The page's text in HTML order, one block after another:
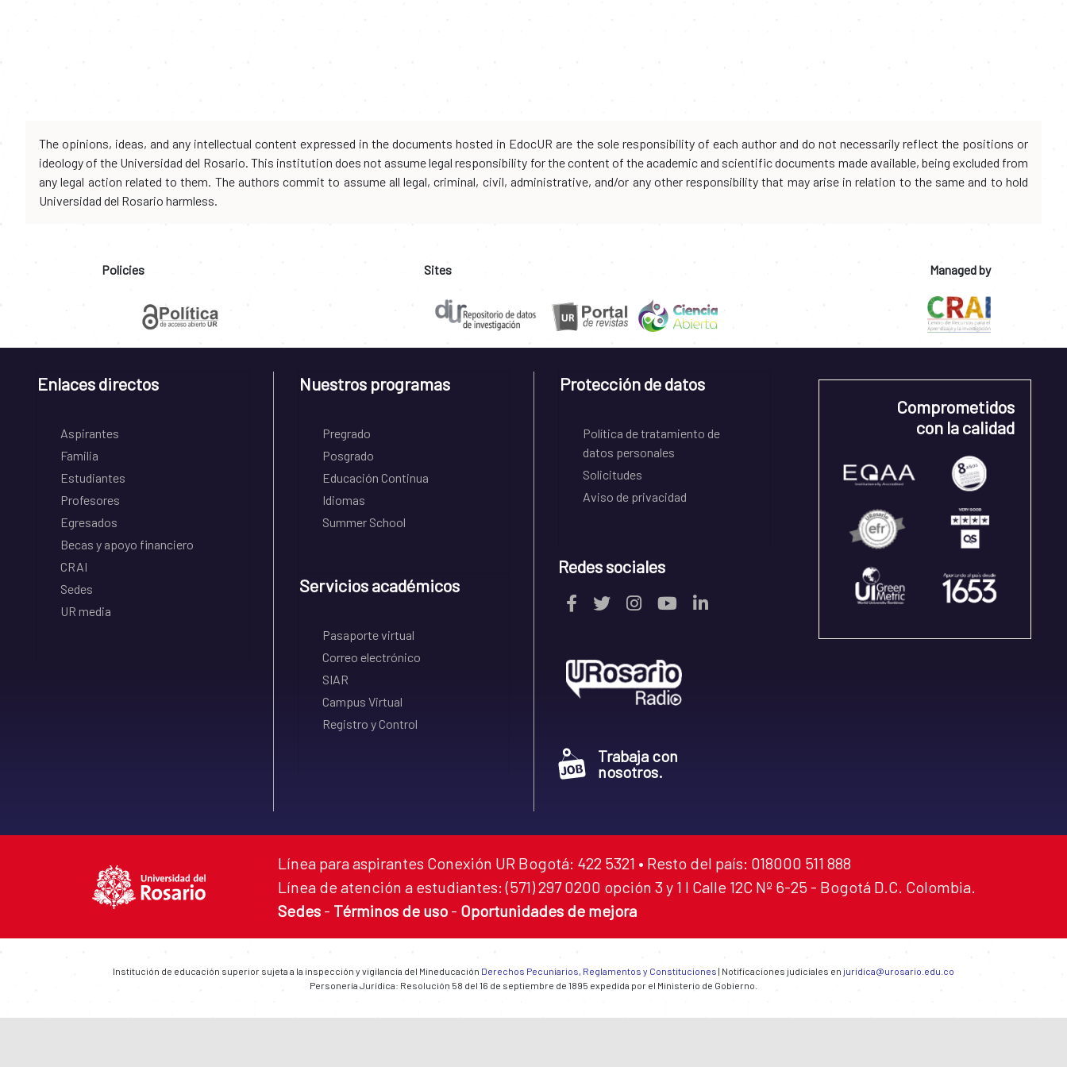
The opinions, ideas, and any intellectual content expressed in the documents hosted in EdocUR are the sole responsibility of each author and do not necessarily reflect the positions or
ideology of the Universidad del Rosario. This institution does not assume legal responsibility for the content of the academic and scientific documents made available, being excluded from
any legal action related to them. The authors commit to assume all legal, criminal, civil, administrative, and/or any other responsibility that may arise in relation to the same and to hold
Universidad del Rosario harmless.
Policies Sites Managed by
Enlaces directos
Aspirantes
Familia
Estudiantes
Profesores
Egresados
Becas y apoyo financiero
CRAI
Sedes
UR media
Nuestros programas
Pregrado
Posgrado
Educación Continua
Idiomas
Summer School
Servicios académicos
Pasaporte virtual
Correo electrónico
SIAR
Campus Virtual
Registro y Control
Protección de datos
Política de tratamiento de
datos personales
Solicitudes
Aviso de privacidad
Redes sociales
Trabaja con
nosotros.
Comprometidos
con la calidad
Línea para aspirantes Conexión UR Bogotá: 422 5321 • Resto del país: 018000 511 888
Línea de atención a estudiantes: (571) 297 0200 opción 3 y 1 I Calle 12C Nº 6-25 - Bogotá D.C. Colombia.
Sedes - Términos de uso - Oportunidades de mejora
Institución de educación superior sujeta a la inspección y vigilancia del Mineducación Derechos Pecuniarios, Reglamentos y Constituciones | Notificaciones judiciales en juridica@urosario.edu.co
Personería Jurídica: Resolución 58 del 16 de septiembre de 1895 expedida por el Ministerio de Gobierno.